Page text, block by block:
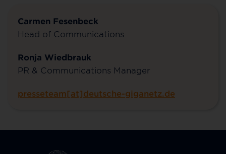
Carmen Fesenbeck
Head of Communications
Ronja Wiedbrauk
PR & Communications Manager
presseteam[at]deutsche-giganetz.de